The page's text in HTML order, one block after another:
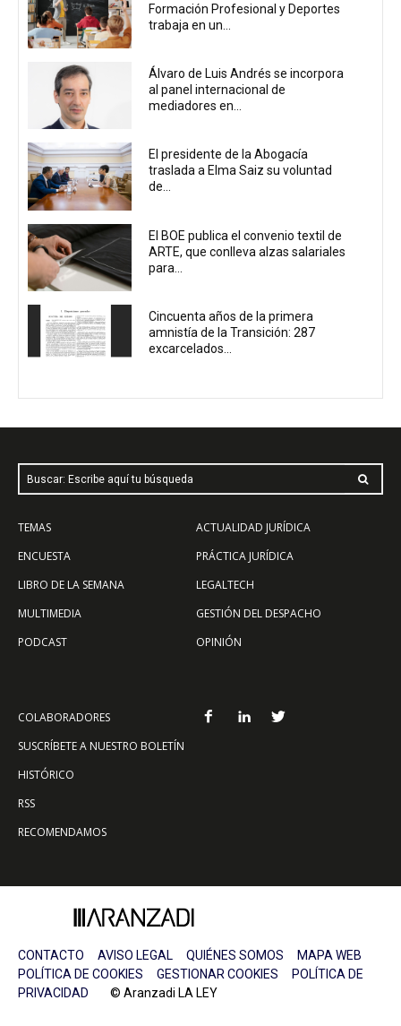
Formación Profesional y Deportes
trabaja en un...
Álvaro de Luis Andrés se incorpora
al panel internacional de
mediadores en...
El presidente de la Abogacía
traslada a Elma Saiz su voluntad
de...
El BOE publica el convenio textil de
ARTE, que conlleva alzas salariales
para...
Cincuenta años de la primera
amnistía de la Transición: 287
excarcelados...
Buscar: Escribe aquí tu búsqueda
TEMAS
ENCUESTA
LIBRO DE LA SEMANA
MULTIMEDIA
PODCAST
ACTUALIDAD JURÍDICA
PRÁCTICA JURÍDICA
LEGALTECH
GESTIÓN DEL DESPACHO
OPINIÓN
COLABORADORES
SUSCRÍBETE A NUESTRO BOLETÍN
HISTÓRICO
RSS
RECOMENDAMOS
CONTACTO AVISO LEGAL QUIÉNES SOMOS
MAPA WEB
POLÍTICA DE COOKIES
GESTIONAR COOKIES
POLÍTICA DE
PRIVACIDAD © Aranzadi LA LEY